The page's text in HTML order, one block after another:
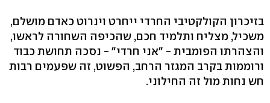
בזיכרון הקולקטיבי החרדי ייחרט וינרוט כאדם מושלם,
משכיל, מצליח ותלמיד חכם, שהכיפה השחורה לראשו,
והצהרתו הפומבית - "אני חרדי" - נסכה תחושת כבוד
ורוממות בקרב המגזר הרחב, הפשוט, זה שפעמים רבות
חש נחות מול זה החילוני.